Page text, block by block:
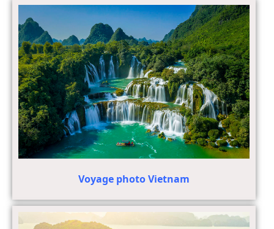
Voyage photo Vietnam